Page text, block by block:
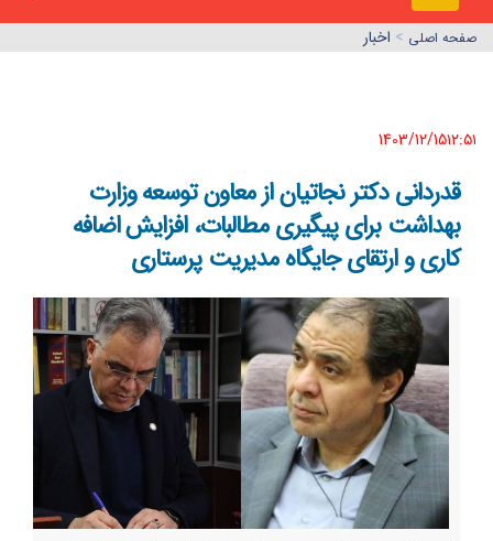
صفحه اصلي > اخبار
1403/12/15١٢:٥١
قدردانی دکتر نجاتیان از معاون توسعه وزارت
بهداشت برای پیگیری مطالبات، افزایش اضافه
کاری و ارتقای جایگاه مدیریت پرستاری